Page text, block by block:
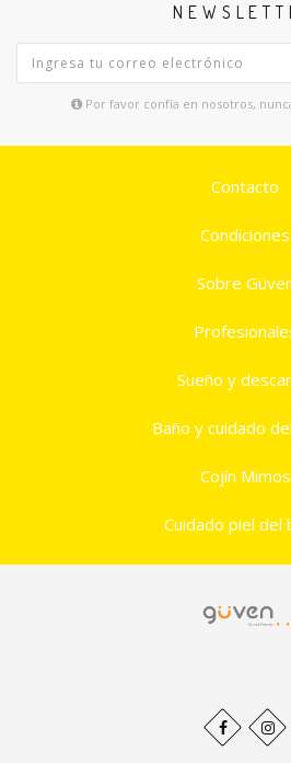
Por favor confía en nosotros,
Contacto
Condiciones
Sobre
Sueño y
Baño y cuidado
Cojín Mimos
Cuidado piel del